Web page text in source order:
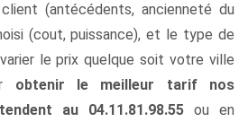
(antécédents, ancienneté du
(cout, puissance), et le type de
le prix quelque soit votre ville
obtenir le meilleur tarif nos
au 04.11.81.98.55 ou en